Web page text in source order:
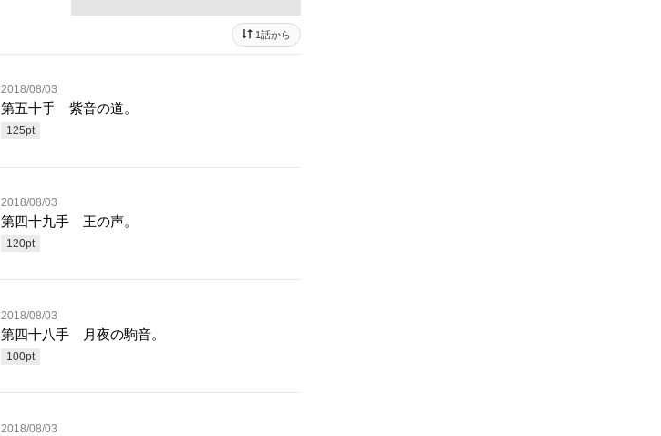
1話から
2018/08/03
第五十手 紫音の道。
125pt
2018/08/03
第四十九手 王の声。
120pt
2018/08/03
第四十八手 月夜の駒音。
100pt
2018/08/03